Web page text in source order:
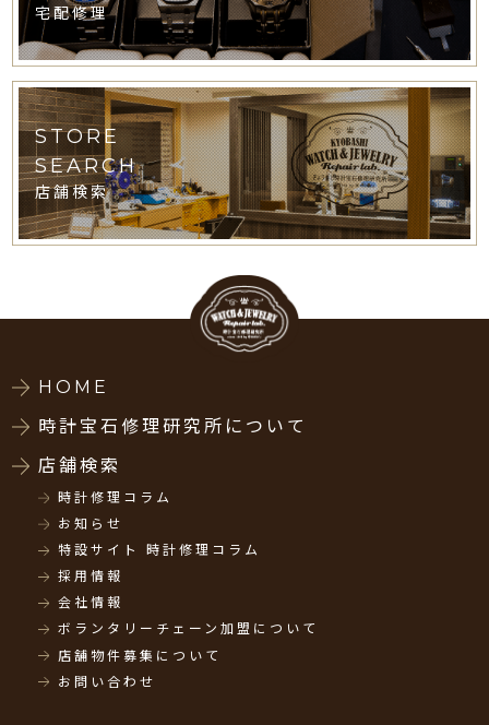
宅配修理
STORE
SEARCH
店舗検索
HOME
時計宝石修理研究所について
店舗検索
時計修理コラム
お知らせ
特設サイト 時計修理コラム
採用情報
会社情報
ボランタリーチェーン加盟について
店舗物件募集について
お問い合わせ